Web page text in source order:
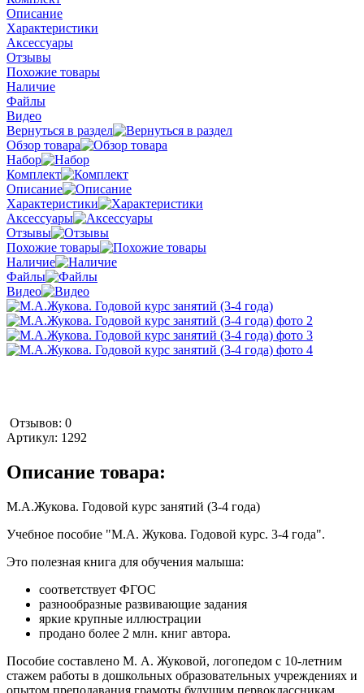
Описание
Характеристики
Аксессуары
Отзывы
Похожие товары
Наличие
Файлы
Видео
Вернуться в раздел
Обзор товара
Набор
Комплект
Описание
Характеристики
Аксессуары
Отзывы
Похожие товары
Наличие
Файлы
Видео
Отзывов: 0
Артикул: 1292
Описание товара:
М.А.Жукова. Годовой курс занятий (3-4 года)
Учебное пособие "М.А. Жукова. Годовой курс. 3-4 года".
Это полезная книга для обучения малыша:
соответствует ФГОС
разнообразные развивающие задания
яркие крупные иллюстрации
продано более 2 млн. книг автора.
Пособие составлено М. А. Жуковой, логопедом с 10-летним
стажем работы в дошкольных образовательных учреждениях и
опытом преподавания грамоты будущим первоклассникам.